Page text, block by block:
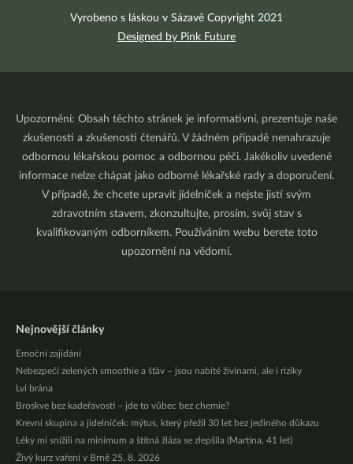
Vyrobeno s láskou v Sázavě Copyright 2021
Designed by Pink Future
Upozornění: Obsah těchto stránek je informativní, prezentuje naše
zkušenosti a zkušenosti čtenářů. V žádném případě nenahrazuje
odbornou lékařskou pomoc a odbornou péči. Jakékoliv uvedené
informace nelze chápat jako odborné lékařské rady a doporučení.
V případě, že chcete upravit jídelníček a nejste jistí svým
zdravotním stavem, zkonzultujte, prosím, svůj stav s
kvalifikovaným odborníkem. Používáním webu berete toto
upozornění na vědomí.
Nejnovější články
Emoční zajídání
Nebezpečí zelených smoothie a šťáv – jsou nabité živinami, ale i riziky
Lví brána
Broskve bez kadeřavosti – jde to vůbec bez chemie?
Krevní skupina a jídelníček: mýtus, který přežil 30 let bez jediného důkazu
Léky mi snížili na minimum a štítná žláza se zlepšila (Martina, 41 let)
Živý kurz vaření v Brně 25. 8. 2026